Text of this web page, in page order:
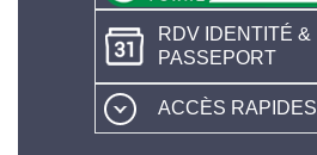
RDV IDENTITÉ &
PASSEPORT
ACCÈS RAPIDES